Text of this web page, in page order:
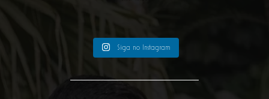
Siga no Instagram